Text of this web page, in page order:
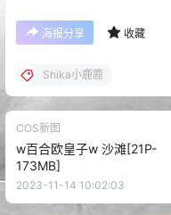
海报分享 收藏
Shika小鹿鹿
COS新图
w百合欧皇子w 沙滩[21P-
173MB]
2023-11-14 10:02:03